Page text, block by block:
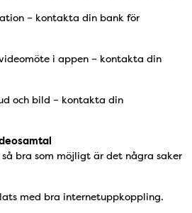
– kontakta din bank för
i appen – kontakta din
och bild – kontakta din
bra som möjligt är det några saker
med bra internetuppkoppling.